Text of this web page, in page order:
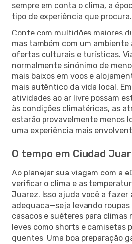
sempre em conta o clima, a
tipo de experiência que procura.
Conte com multidões maiores
mas também com um ambiente
ofertas culturais e turísticas.
normalmente sinónimo de
mais baixos em voos e
mais autêntico da vida local.
atividades ao ar livre possam
às condições climatéricas, as
estarão provavelmente menos
uma experiência mais
O tempo em Ciudad
Ao planejar sua viagem com a
verificar o clima e as
Juarez. Isso ajuda você a fazer
adequada—seja levando
casacos e suéteres para climas
leves como shorts e camisetas
quentes. Uma boa preparação